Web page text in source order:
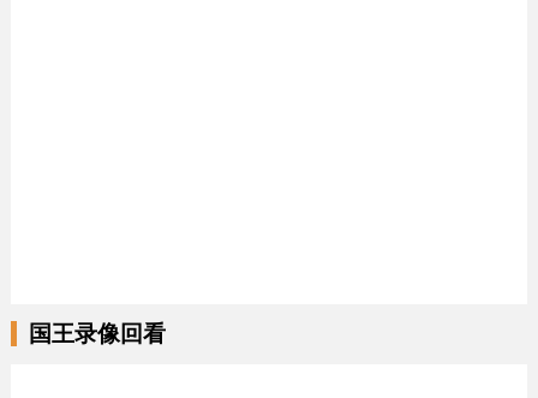
国王录像回看